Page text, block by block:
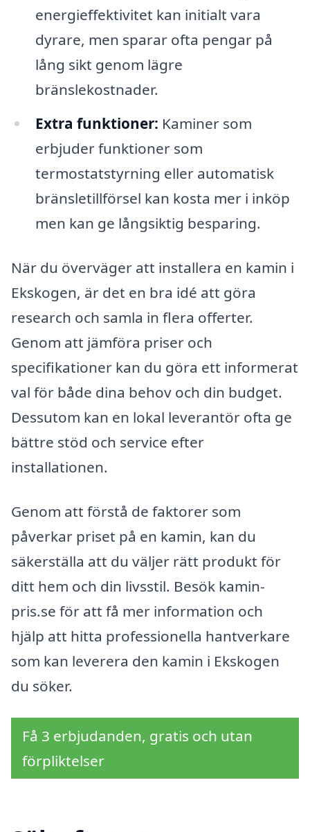
energieffektivitet kan initialt vara
dyrare, men sparar ofta pengar på
lång sikt genom lägre
bränslekostnader.
Extra funktioner: Kaminer som
erbjuder funktioner som
termostatstyrning eller automatisk
bränsletillförsel kan kosta mer i inköp
men kan ge långsiktig besparing.
När du överväger att installera en kamin i
Ekskogen, är det en bra idé att göra
research och samla in flera offerter.
Genom att jämföra priser och
specifikationer kan du göra ett informerat
val för både dina behov och din budget.
Dessutom kan en lokal leverantör ofta ge
bättre stöd och service efter
installationen.
Genom att förstå de faktorer som
påverkar priset på en kamin, kan du
säkerställa att du väljer rätt produkt för
ditt hem och din livsstil. Besök kamin-
pris.se för att få mer information och
hjälp att hitta professionella hantverkare
som kan leverera den kamin i Ekskogen
du söker.
Få 3 erbjudanden, gratis och utan
förpliktelser